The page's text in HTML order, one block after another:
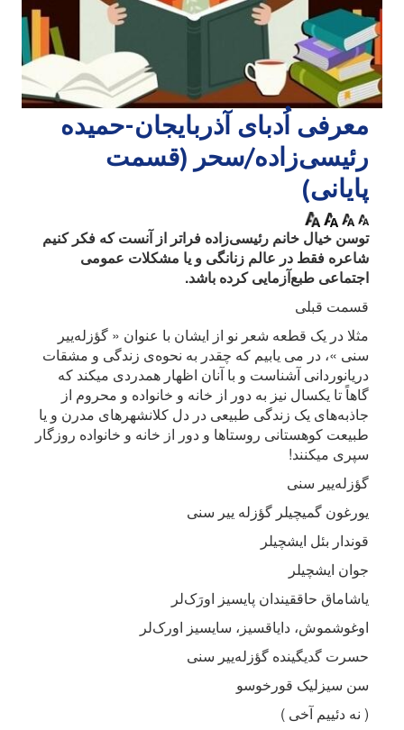
معرفی اُدبا‌ی آذربایجان-حمیده
رئیسی‌زاده/سحر (قسمت
پایانی)
توسن خیال خانم رئیسی‌زاده فراتر از آنست که فکر کنیم
شاعره فقط در عالم زنانگی و یا مشکلات عمومی
اجتماعی طبع‌آزمایی کرده باشد.
قسمت قبلی
مثلا در یک قطعه شعر نو از ایشان با عنوان « گؤزله‌ییر
سنی »، در می یابیم که چقدر به نحوه‌ی زندگی و مشقات
دریانوردانی آشناست و با آنان اظهار همدردی میکند که
گاهاً تا یکسال نیز به دور از خانه و خانواده و محروم از
جاذبه‌های یک زندگی طبیعی در دل کلانشهرهای مدرن و یا
طبیعت کوهستانی روستاها و دور از خانه و خانواده روزگار
سپری میکنند!
گؤزله‌ییر سنی
یورغون گمیچیلر گؤزله ییر سنی
قوندار بئل ایشچیلر
جوان ایشچیلر
یاشاماق حاققیندان پایسیز اورَک‌لر
اوغوشموش، دایاقسیز، سایسیز اورک‌لر
حسرت گدیگینده گؤزله‌ییر سنی
سن سیزلیک قورخوسو
( نه دئییم آخی )